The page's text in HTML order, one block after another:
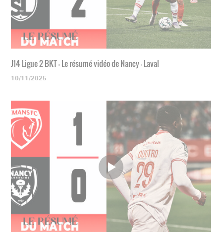
J14 Ligue 2 BKT - Le résumé vidéo de Nancy - Laval
10/11/2025